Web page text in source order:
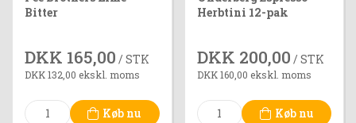
Bitter
DKK 165,00 / STK
DKK 132,00 ekskl. moms
Køb nu
Herbtini 12-pak
DKK 200,00 / STK
DKK 160,00 ekskl. moms
Køb nu